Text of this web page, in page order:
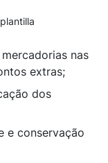
nas
extras;
dos
e conservação